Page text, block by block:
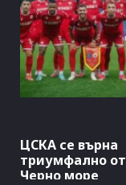
ЦСКА се върна
триумфално от
Черно море